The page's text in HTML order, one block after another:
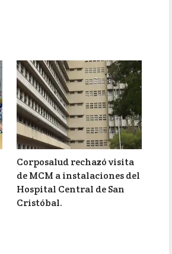
Corposalud rechazó visita
de MCM a instalaciones del
Hospital Central de San
Cristóbal.